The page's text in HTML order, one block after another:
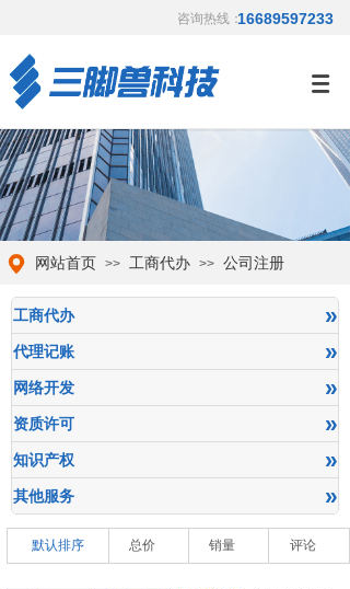
咨询热线：16689597233
网站首页 >> 工商代办 >> 公司注册
工商代办 »
代理记账 »
网络开发 »
资质许可 »
知识产权 »
其他服务 »
默认排序 总价 销量 评论